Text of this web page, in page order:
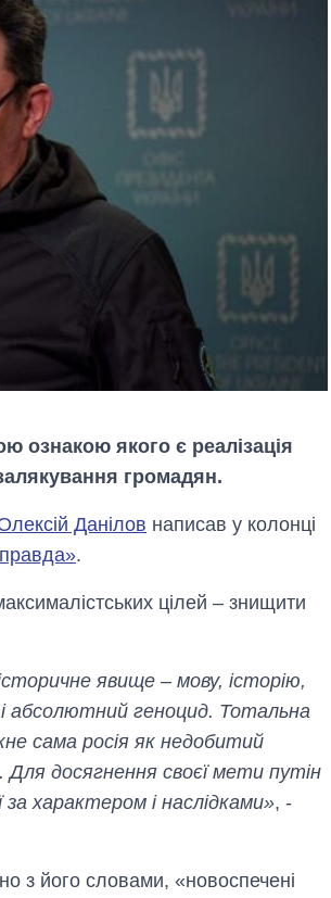
ознакою якого є реалізація
громадян.
Данілов написав у колонці
.
цілей – знищити
явище – мову, історію,
і абсолютний геноцид. Тотальна
сама росія як недобитий
Для досягнення своєї мети путін
за характером і наслідками», -
з його словами, «новоспечені
Дефіцит пам’яті:
як зріс попит на
2027-й